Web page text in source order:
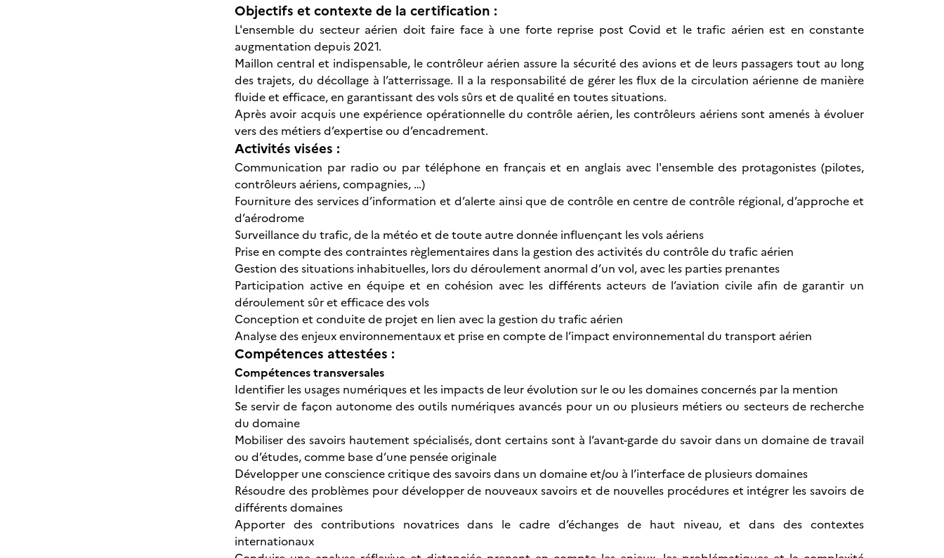
Objectifs et contexte de la certification :
L'ensemble du secteur aérien doit faire face à une forte reprise post Covid et le trafic aérien est en constante
augmentation depuis 2021.
Maillon central et indispensable, le contrôleur aérien assure la sécurité des avions et de leurs passagers tout au long
des trajets, du décollage à l’atterrissage. Il a la responsabilité de gérer les flux de la circulation aérienne de manière
fluide et efficace, en garantissant des vols sûrs et de qualité en toutes situations.
Après avoir acquis une expérience opérationnelle du contrôle aérien, les contrôleurs aériens sont amenés à évoluer
vers des métiers d’expertise ou d’encadrement.
Activités visées :
Communication par radio ou par téléphone en français et en anglais avec l'ensemble des protagonistes (pilotes,
contrôleurs aériens, compagnies, …)
Fourniture des services d’information et d’alerte ainsi que de contrôle en centre de contrôle régional, d’approche et
d’aérodrome
Surveillance du trafic, de la météo et de toute autre donnée influençant les vols aériens
Prise en compte des contraintes règlementaires dans la gestion des activités du contrôle du trafic aérien
Gestion des situations inhabituelles, lors du déroulement anormal d’un vol, avec les parties prenantes
Participation active en équipe et en cohésion avec les différents acteurs de l’aviation civile afin de garantir un
déroulement sûr et efficace des vols
Conception et conduite de projet en lien avec la gestion du trafic aérien
Analyse des enjeux environnementaux et prise en compte de l’impact environnemental du transport aérien
Compétences attestées :
Compétences transversales
Identifier les usages numériques et les impacts de leur évolution sur le ou les domaines concernés par la mention
Se servir de façon autonome des outils numériques avancés pour un ou plusieurs métiers ou secteurs de recherche
du domaine
Mobiliser des savoirs hautement spécialisés, dont certains sont à l’avant-garde du savoir dans un domaine de travail
ou d’études, comme base d’une pensée originale
Développer une conscience critique des savoirs dans un domaine et/ou à l’interface de plusieurs domaines
Résoudre des problèmes pour développer de nouveaux savoirs et de nouvelles procédures et intégrer les savoirs de
différents domaines
Apporter des contributions novatrices dans le cadre d’échanges de haut niveau, et dans des contextes
internationaux